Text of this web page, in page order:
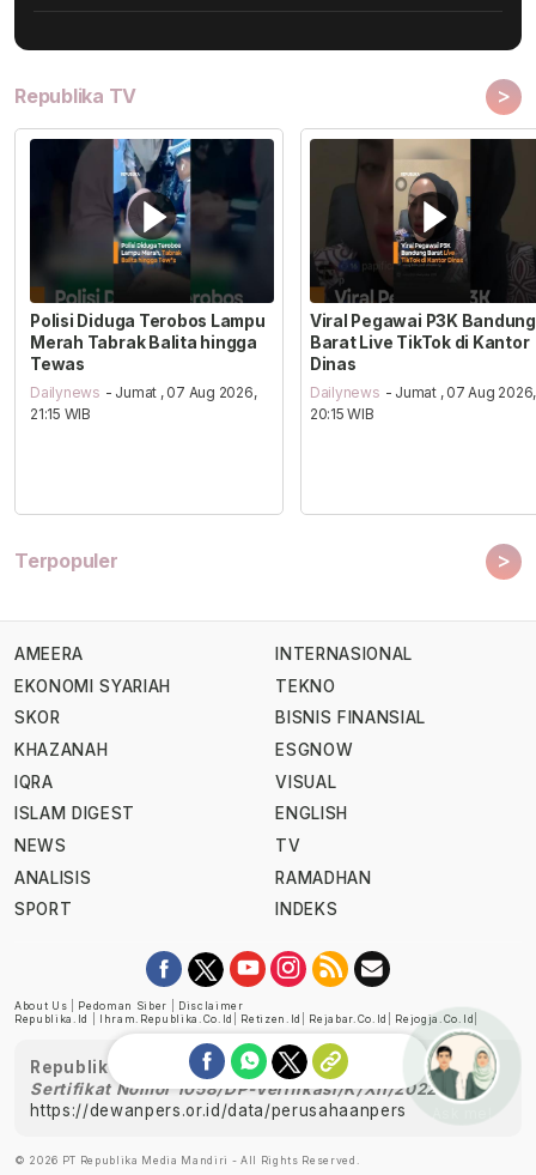
Republika TV >
Polisi Diduga Terobos Lampu
Merah Tabrak Balita hingga
Tewas
Dailynews - Jumat , 07 Aug 2026,
21:15 WIB
Viral Pegawai P3K Bandung
Barat Live TikTok di Kantor
Dinas
Dailynews - Jumat , 07 Aug 2026,
20:15 WIB
Terpopuler >
AMEERA
EKONOMI SYARIAH
SKOR
KHAZANAH
IQRA
ISLAM DIGEST
NEWS
ANALISIS
SPORT
INTERNASIONAL
TEKNO
BISNIS FINANSIAL
ESGNOW
VISUAL
ENGLISH
TV
RAMADHAN
INDEKS
About Us Pedoman Siber
Disclaimer
Republika.id
Ihram.republika.co.id Retizen.id Rejabar.co.id Rejogja.co.id
Republika telah diverifikasi oleh Dewan Pers
Sertifikat Nomor 1058/DP-Verifikasi/K/XII/2022
https://dewanpers.or.id/data/perusahaanpers
© 2026 PT Republika Media Mandiri - All Rights Reserved.